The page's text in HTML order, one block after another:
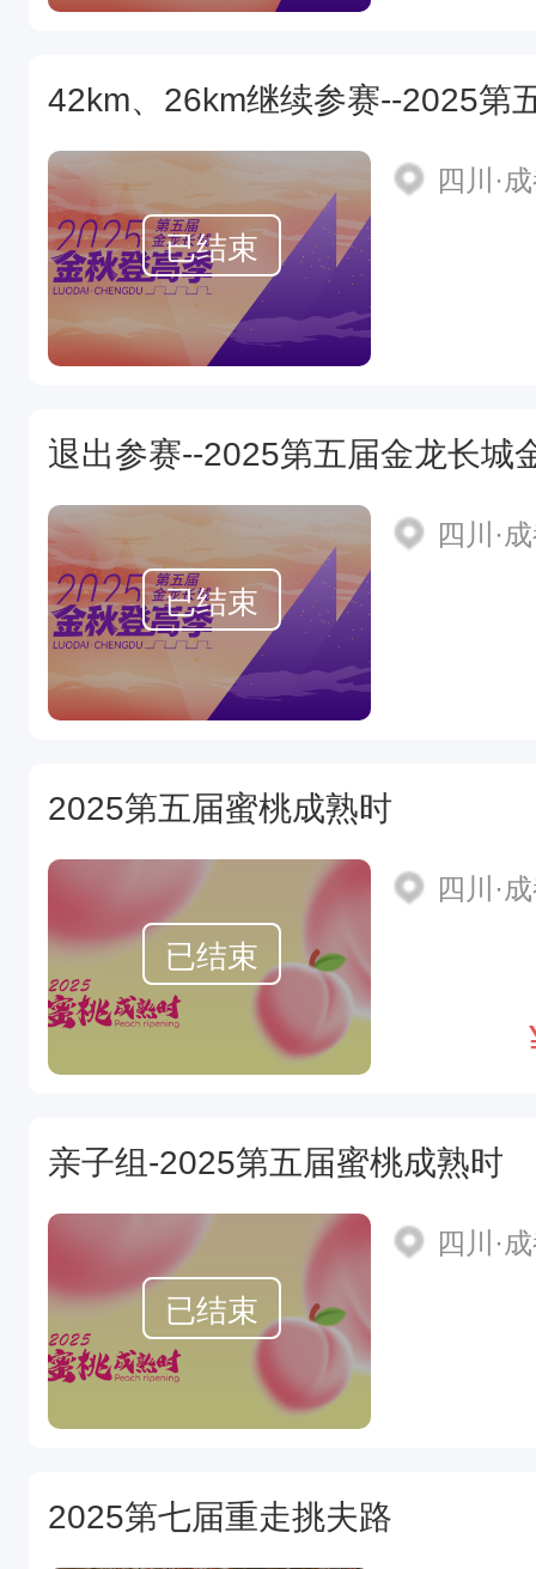
已结束
四川·
退出参赛--2025第五届金龙长城
已结束
四川·
2025第五届蜜桃成熟时
已结束
四川·
亲子组-2025第五届蜜桃成熟时
已结束
四川·
2025第七届重走挑夫路